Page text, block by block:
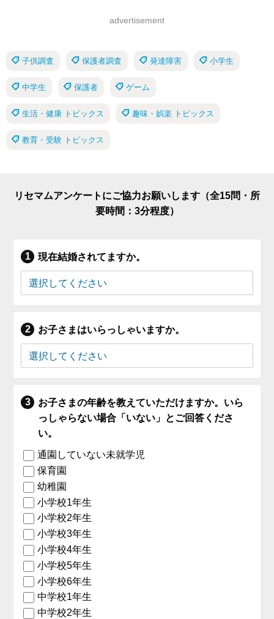
advertisement
子供調査 保護者調査 発達障害 小学生
中学生 保護者 ゲーム
生活・健康 トピックス 趣味・娯楽 トピックス
教育・受験 トピックス
リセマムアンケートにご協力お願いします（全15問・所
要時間：3分程度）
現在結婚されてますか。
お子さまはいらっしゃいますか。
お子さまの年齢を教えていただけますか。いら
っしゃらない場合「いない」とご回答くださ
い。
通園していない未就学児
保育園
幼稚園
小学校1年生
小学校2年生
小学校3年生
小学校4年生
小学校5年生
小学校6年生
中学校1年生
中学校2年生